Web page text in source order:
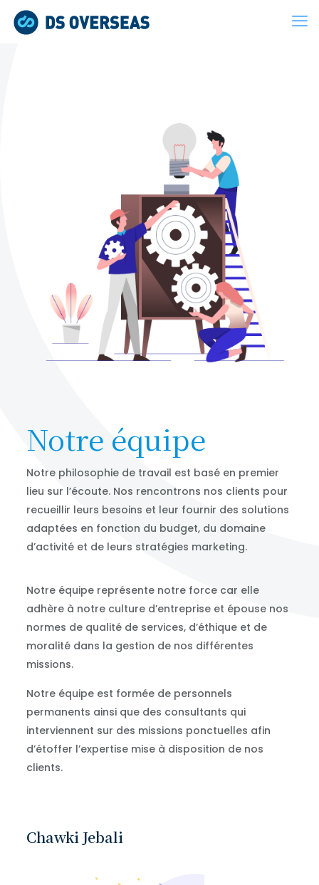
Notre équipe
Notre philosophie de travail est basé en premier
lieu sur l’écoute. Nos rencontrons nos clients pour
recueillir leurs besoins et leur fournir des solutions
adaptées en fonction du budget, du domaine
d’activité et de leurs stratégies marketing.
Notre équipe représente notre force car elle
adhère à notre culture d’entreprise et épouse nos
normes de qualité de services, d’éthique et de
moralité dans la gestion de nos différentes
missions.
Notre équipe est formée de personnels
permanents ainsi que des consultants qui
interviennent sur des missions ponctuelles afin
d’étoffer l’expertise mise à disposition de nos
clients.
Chawki Jebali